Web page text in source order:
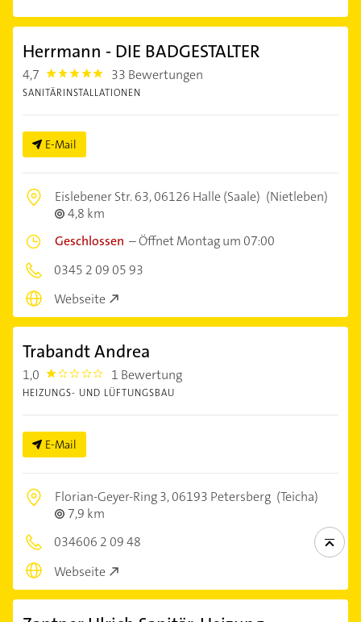
Herrmann - DIE BADGESTALTER
4,7 4.7000003 33 Bewertungen
SANITÄRINSTALLATIONEN
E-Mail
Eislebener Str. 63,06126 Halle (Saale) (Nietleben)
4,8 km
Geschlossen –Öffnet Montag um 07:00
0345 2 09 05 93
Webseite
Trabandt Andrea
1,0 1.0 1 Bewertung
HEIZUNGS- UND LÜFTUNGSBAU
E-Mail
Florian-Geyer-Ring 3,06193 Petersberg (Teicha)
7,9 km
034606 2 09 48
Webseite